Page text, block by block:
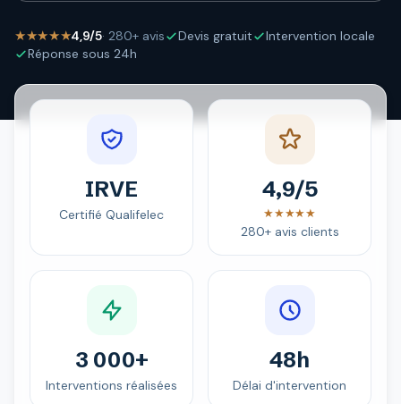
★★★★★4,9/5· 280+ avis Devis gratuit
Intervention locale
Réponse sous 24h
IRVE
Certifié Qualifelec
4,9/5
★★★★★
280+ avis clients
3 000+
Interventions réalisées
48h
Délai d'intervention